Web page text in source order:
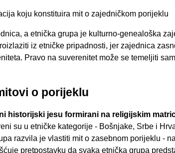
koju konstituira mit o zajedničkom porijeklu
a etnička grupa je kulturno-genealoška
iz etničke pripadnosti, jer zajednica
Pravo na suverenitet može se temeljiti
o porijeklu
historijski jesu formirani na religijskim
su u etničke kategorije - Bošnjake, Srbe i
razvila je vlastiti mit o zasebnom porijeklu -
pretpostavku da svaka etnička grupa